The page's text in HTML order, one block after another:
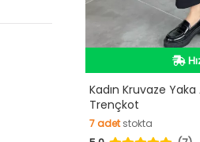
Kadın Kruvaze Yaka
Trençkot
7adetstokta